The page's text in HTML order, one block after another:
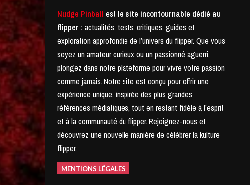
Nudge Pinball est le site incontournable dédié au
flipper : actualités, tests, critiques, guides et
exploration approfondie de l’univers du flipper. Que vous
soyez un amateur curieux ou un passionné aguerri,
plongez dans notre plateforme pour vivre votre passion
comme jamais.Notre site est conçu pour offrir une
expérience unique, inspirée des plus grandes
références médiatiques, tout en restant fidèle à l’esprit
et à la communauté du flipper.Rejoignez-nous et
découvrez une nouvelle manière de célébrer la kulture
flipper.
MENTIONS LÉGALES